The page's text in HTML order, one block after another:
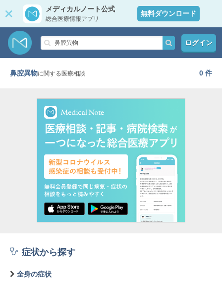
メディカルノート公式
総合医療情報アプリ
無料ダウンロード
ログイン
鼻腔異物に関する医療相談 0 件
症状から探す
全身の症状